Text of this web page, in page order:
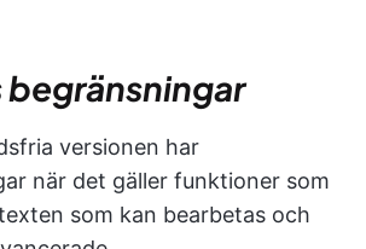
versionen har
när det gäller funktioner som
som kan bearbetas och